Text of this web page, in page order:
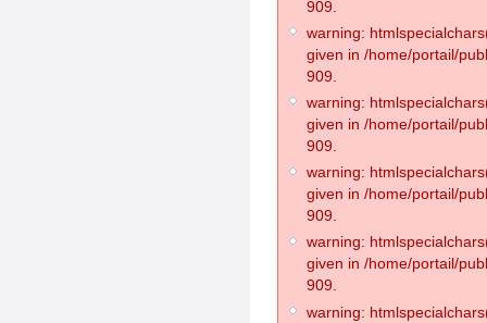
909.
warning:
given in /home/portail/
909.
warning:
given in /home/portail/
909.
warning:
given in /home/portail/
909.
warning:
given in /home/portail/
909.
warning: